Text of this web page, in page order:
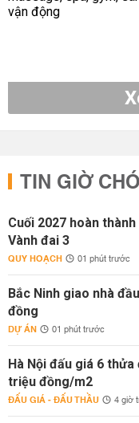
TIN GIỜ
Cuối 2027 hoàn
Vành đai 3
QUY HOẠCH 01 phút trước
Bắc Ninh giao nhà
đồng
DỰ ÁN 01 phút trước
Hà Nội đấu giá 6
triệu đồng/m2
ĐẤU GIÁ - ĐẤU THẦU 4 giờ